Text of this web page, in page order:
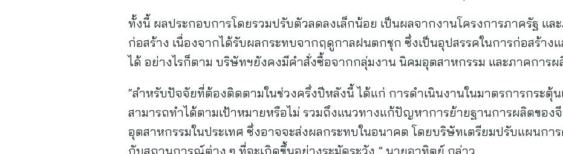
ทั้งนี้ ผลประกอบการโดยรวมปรับตัวลดลงเล็กน้อย เป็นผลจากงานโครงการภาครัฐ แล
ก่อสร้าง เนื่องจากได้รับผลกระทบจากฤดูกาลฝนตกชุก ซึ่งเป็นอุปสรรคในการก่อสร้างแ
ได้ อย่างไรก็ตาม บริษัทฯยังคงมีคำสั่งซื้อจากกลุ่มงาน นิคมอุตสาหกรรม และภาคการผ
“สำหรับปัจจัยที่ต้องติดตามในช่วงครึ่งปีหลังนี้ ได้แก่ การดำเนินงานในมาตรการกระตุ้
สามารถทำได้ตามเป้าหมายหรือไม่ รวมถึงแนวทางแก้ปัญหาการย้ายฐานการผลิตของ
อุตสาหกรรมในประเทศ ซึ่งอาจจะส่งผลกระทบในอนาคต โดยบริษัทเตรียมปรับแผนการ
กับสถานการณ์ต่าง ๆ ที่จะเกิดขึ้นอย่างระมัดระวัง ” นายอาทิตย์ กล่าว